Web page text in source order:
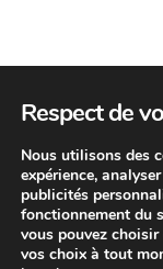
Respect de
Nous utilisons des
expérience,
publicités
fonctionnement du
vous pouvez
vos choix à tout